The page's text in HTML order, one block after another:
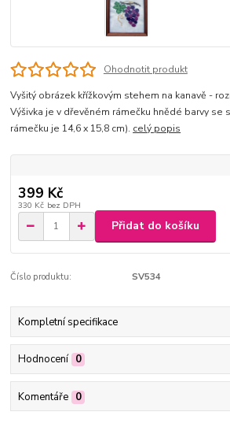
Ohodnotit produkt
Vyšitý obrázek křížkovým stehem na kanavě -
Výšivka je v dřevěném rámečku hnědé barvy se
rámečku je 14,6 x 15,8 cm). celý popis
399 Kč
330 Kč bez DPH
Přidat do košíku
Číslo produktu: SV534
Kompletní specifikace
Hodnocení 0
Komentáře 0